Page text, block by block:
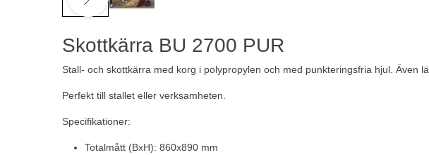
Skottkärra BU 2700 PUR
Stall- och skottkärra med korg i polypropylen och med punkteringsfria hjul. Även
Perfekt till stallet eller verksamheten.
Specifikationer:
Totalmått (BxH): 860x890 mm